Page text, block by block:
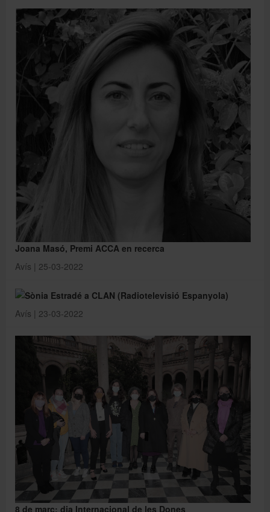
Joana Masó, Premi ACCA en recerca
Avís | 25-03-2022
Sònia Estradé a CLAN (Radiotelevisió Espanyola)
Avís | 23-03-2022
8 de març: dia Internacional de les Dones